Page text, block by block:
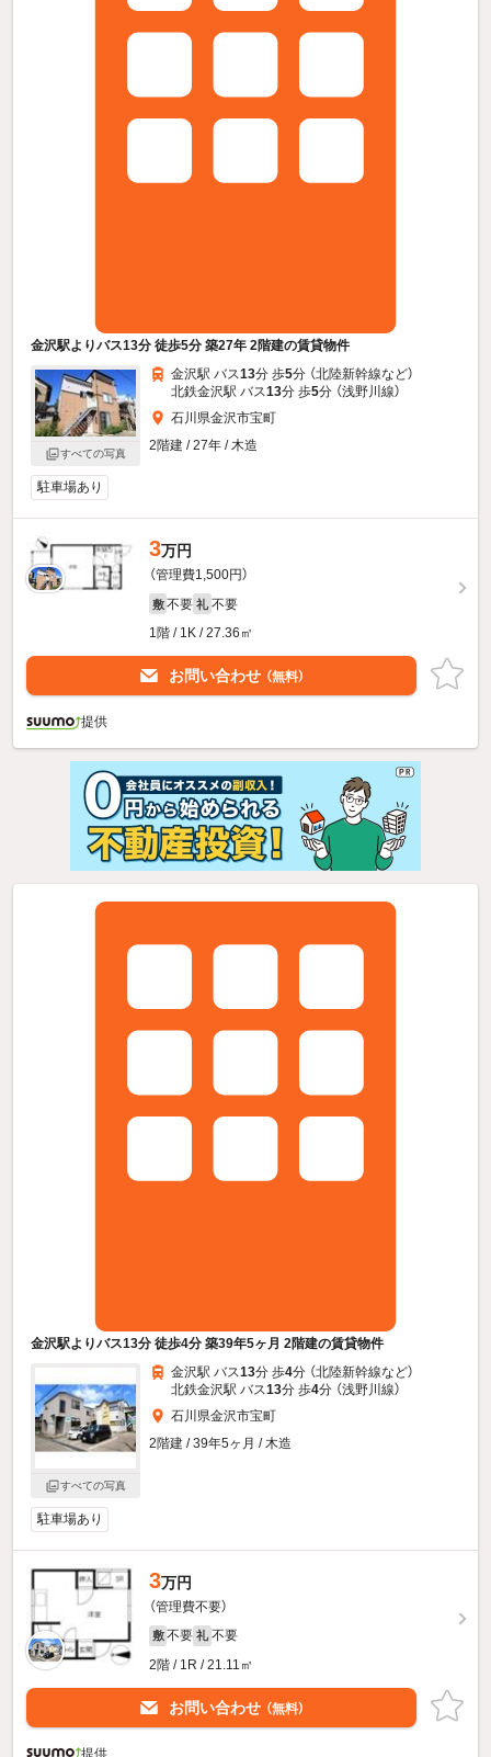
金沢駅よりバス13分 徒歩5分 築27年 2階建の賃貸物件
すべての写真
金沢駅 バス13分 歩5分 （北陸新幹線など）
北鉄金沢駅 バス13分 歩5分 （浅野川線）
石川県金沢市宝町
2階建 / 27年 / 木造
駐車場あり
3万円
（管理費1,500円）
敷 不要 礼 不要
1階 / 1K / 27.36㎡
お問い合わせ （無料）
提供
金沢駅よりバス13分 徒歩4分 築39年5ヶ月 2階建の賃貸物件
すべての写真
金沢駅 バス13分 歩4分 （北陸新幹線など）
北鉄金沢駅 バス13分 歩4分 （浅野川線）
石川県金沢市宝町
2階建 / 39年5ヶ月 / 木造
駐車場あり
3万円
（管理費不要）
敷 不要 礼 不要
2階 / 1R / 21.11㎡
お問い合わせ （無料）
提供